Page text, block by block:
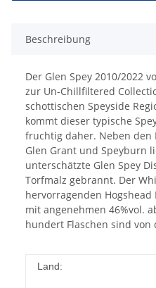
Beschreibung
Der Glen Spey 2010/2022
zur Un-Chillfiltered
schottischen Speyside
kommt dieser typische
fruchtig daher. Neben den
Glen Grant und Speyburn
unterschätzte Glen Spey
Torfmalz gebrannt. Der
hervorragenden
mit angenehmen 46%vol.
hundert Flaschen sind
Land: